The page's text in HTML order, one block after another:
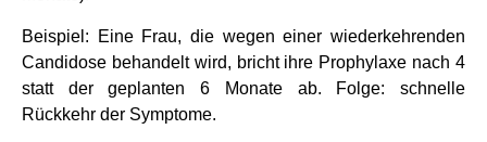
Beispiel: Eine Frau, die wegen einer wiederkehrenden
Candidose behandelt wird, bricht ihre Prophylaxe nach 4
statt der geplanten 6 Monate ab. Folge: schnelle
Rückkehr der Symptome.